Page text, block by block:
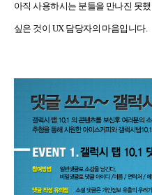
아직 사용하시는 분들을 만나진 못
싶은 것이 UX 담당자의 마음입니다.